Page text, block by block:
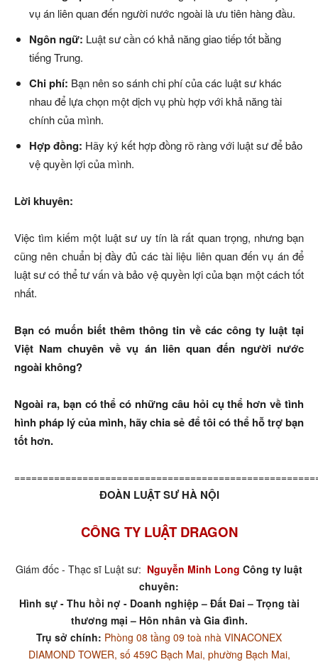
vụ án liên quan đến người nước ngoài là ưu tiên hàng đầu.
Ngôn ngữ: Luật sư cần có khả năng giao tiếp tốt bằng
tiếng Trung.
Chi phí: Bạn nên so sánh chi phí của các luật sư khác
nhau để lựa chọn một dịch vụ phù hợp với khả năng tài
chính của mình.
Hợp đồng: Hãy ký kết hợp đồng rõ ràng với luật sư để bảo
vệ quyền lợi của mình.
Lời khuyên:
Việc tìm kiếm một luật sư uy tín là rất quan trọng, nhưng bạn
cũng nên chuẩn bị đầy đủ các tài liệu liên quan đến vụ án để
luật sư có thể tư vấn và bảo vệ quyền lợi của bạn một cách tốt
nhất.
Bạn có muốn biết thêm thông tin về các công ty luật tại
Việt Nam chuyên về vụ án liên quan đến người nước
ngoài không?
Ngoài ra, bạn có thể có những câu hỏi cụ thể hơn về tình
hình pháp lý của mình, hãy chia sẻ để tôi có thể hỗ trợ bạn
tốt hơn.
ĐOÀN LUẬT SƯ HÀ NỘI
CÔNG TY LUẬT DRAGON
Giám đốc - Thạc sĩ Luật sư: Nguyễn Minh Long Công ty luật
chuyên:
Hình sự - Thu hồi nợ - Doanh nghiệp – Đất Đai – Trọng tài
thương mại – Hôn nhân và Gia đình.
Trụ sở chính: Phòng 08 tầng 09 toà nhà VINACONEX
DIAMOND TOWER, số 459C Bạch Mai, phường Bạch Mai,